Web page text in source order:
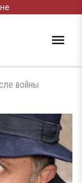
войны